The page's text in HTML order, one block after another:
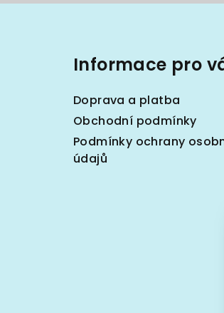
Informace pro
Doprava a platba
Obchodní podmínky
Podmínky ochrany
údajů